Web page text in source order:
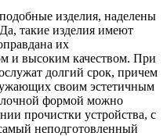
изделия, наделены
такие изделия имеют
их
и высоким качеством. При
долгий срок, причем
своим эстетичным
формой можно
прочистки устройства, с
неподготовленный